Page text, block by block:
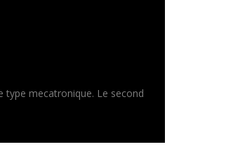
type mecatronique. Le second